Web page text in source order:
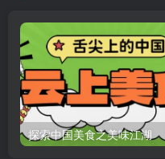
探索中国美食之美味江湖